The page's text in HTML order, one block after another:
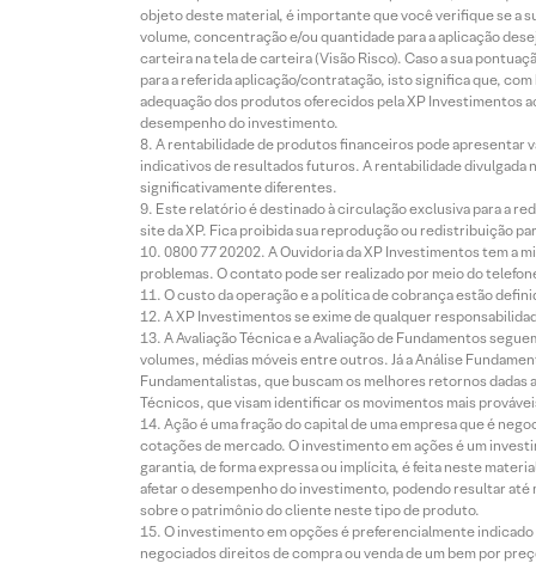
objeto deste material, é importante que você verifique se a
volume, concentração e/ou quantidade para a aplicação
carteira na tela de carteira (Visão Risco). Caso a sua
para a referida aplicação/contratação, isto significa que,
adequação dos produtos oferecidos pela XP Investimentos
desempenho do investimento.
A rentabilidade de produtos financeiros pode apresentar
indicativos de resultados futuros. A rentabilidade divulgada
significativamente diferentes.
Este relatório é destinado à circulação exclusiva para a
site da XP. Fica proibida sua reprodução ou redistribuição
0800 77 20202. A Ouvidoria da XP Investimentos tem a
problemas. O contato pode ser realizado por meio do
O custo da operação e a política de cobrança estão
A XP Investimentos se exime de qualquer
A Avaliação Técnica e a Avaliação de Fundamentos
volumes, médias móveis entre outros. Já a Análise
Fundamentalistas, que buscam os melhores retornos
Técnicos, que visam identificar os movimentos mais
Ação é uma fração do capital de uma empresa que é
cotações de mercado. O investimento em ações é um
garantia, de forma expressa ou implícita, é feita neste
afetar o desempenho do investimento, podendo resultar
sobre o patrimônio do cliente neste tipo de produto.
O investimento em opções é preferencialmente
negociados direitos de compra ou venda de um bem por